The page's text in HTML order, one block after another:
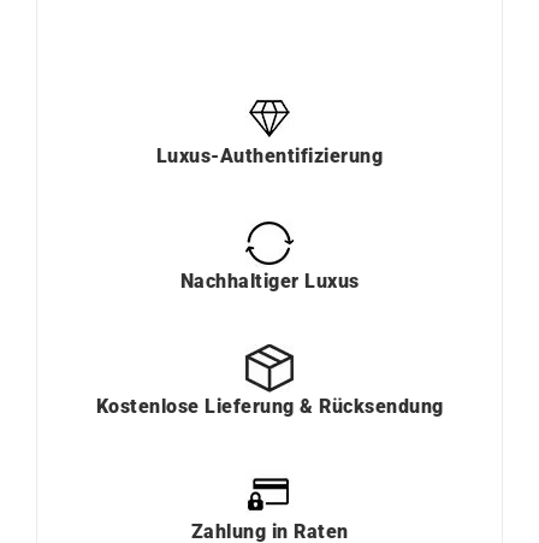
Luxus-Authentifizierung
Nachhaltiger Luxus
Kostenlose Lieferung & Rücksendung
Zahlung in Raten